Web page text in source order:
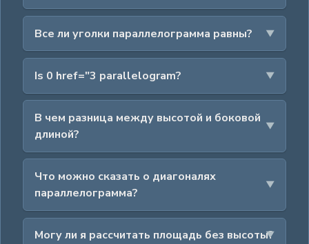
Все ли уголки параллелограмма равны?
Is 0 href="3 parallelogram?
В чем разница между высотой и боковой
длиной?
Что можно сказать о диагоналях
параллелограмма?
Могу ли я рассчитать площадь без высоты?